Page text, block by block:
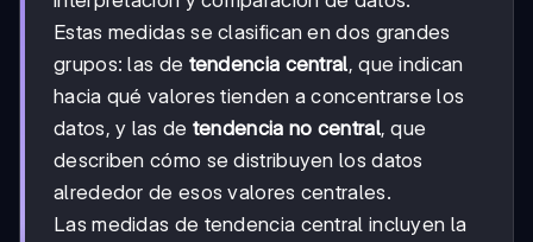
Estas medidas se clasifican en dos grandes
grupos: las de tendencia central, que indican
hacia qué valores tienden a concentrarse los
datos, y las de tendencia no central, que
describen cómo se distribuyen los datos
alrededor de esos valores centrales.
Las medidas de tendencia central incluyen la